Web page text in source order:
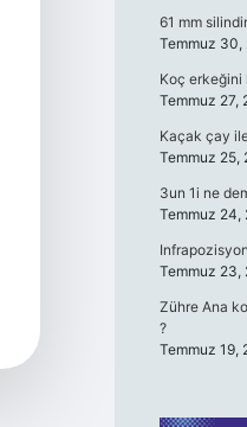
61 mm
Temmuz 30,
Koç erkeğini
Temmuz 27,
Kaçak çay
Temmuz 25,
3un 1i ne
Temmuz 24,
Temmuz 23,
Zühre Ana
?
Temmuz 19,